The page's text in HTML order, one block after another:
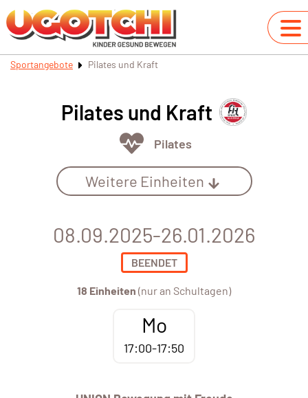
Sportangebote Pilates und Kraft
Pilates und Kraft
Pilates
Weitere Einheiten
08.09.2025-26.01.2026
BEENDET
18 Einheiten (nur an Schultagen)
Mo
17:00-17:50